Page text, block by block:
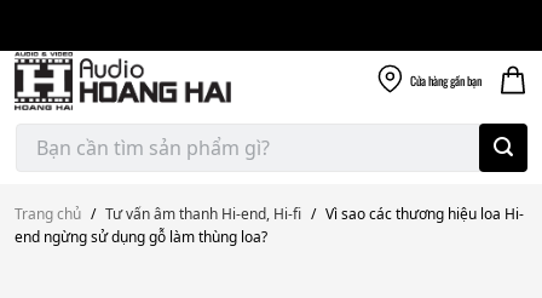
content
Cửa hànggần bạn
Tìm
kiếm:
Trang chủ / Tư vấn âm thanh Hi-end, Hi-fi / Vì sao các thương hiệu loa Hi-
end ngừng sử dụng gỗ làm thùng loa?